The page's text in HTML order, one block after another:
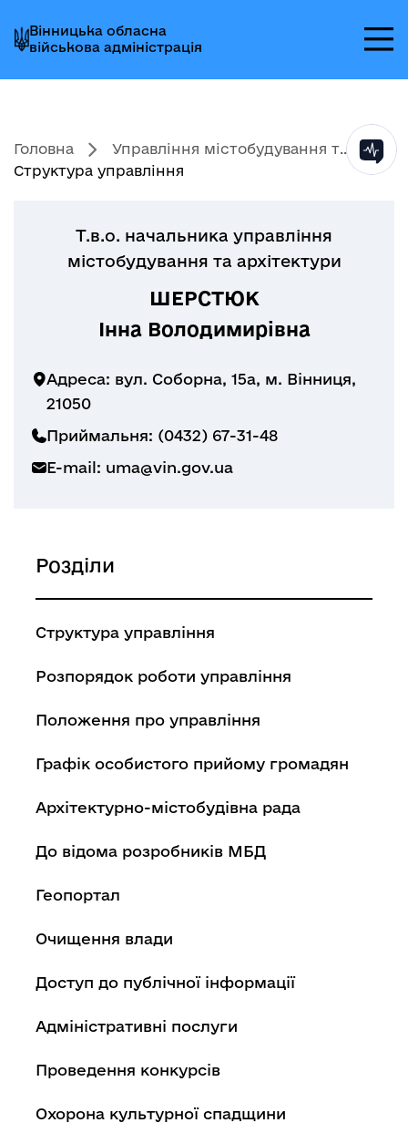
до
головного
меню
до
головного
вмісту
до
головного
колонтитула
Вінницька обласна
військова адміністрація
Головна
Управління містобудування т...
Структура управління
Т.в.о. начальника управління
містобудування та архітектури
ШЕРСТЮК
Інна Володимирівна
Адреса: вул. Соборна, 15а, м. Вінниця,
21050
Приймальня: (0432) 67-31-48
E-mail: uma@vin.gov.ua
Розділи
Структура управління
Розпорядок роботи управління
Положення про управління
Графік особистого прийому громадян
Архітектурно-містобудівна рада
До відома розробників МБД
Геопортал
Очищення влади
Доступ до публічної інформації
Адміністративні послуги
Проведення конкурсів
Охорона культурної спадщини